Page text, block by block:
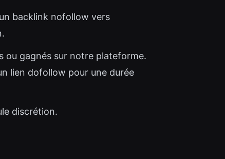
backlink nofollow vers
ou gagnés sur notre plateforme.
lien dofollow pour une durée
discrétion.